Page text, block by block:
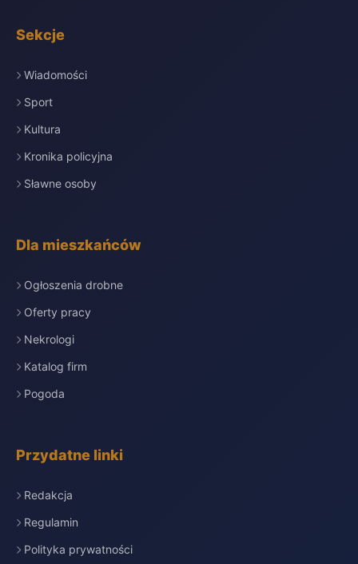
Sekcje
Wiadomości
Sport
Kultura
Kronika policyjna
Sławne osoby
Dla mieszkańców
Ogłoszenia drobne
Oferty pracy
Nekrologi
Katalog firm
Pogoda
Przydatne linki
Redakcja
Regulamin
Polityka prywatności